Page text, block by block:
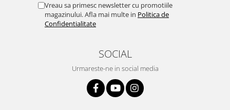
Vreau sa primesc newsletter cu promotiile
magazinului. Afla mai multe in Politica de
Confidentialitate
SOCIAL
Urmareste-ne in social media